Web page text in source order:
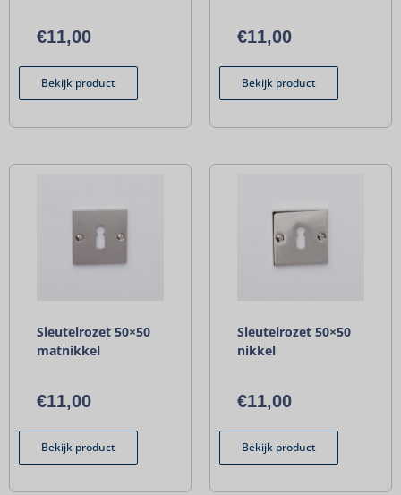
€11,00
Bekijk product
€11,00
Bekijk product
Sleutelrozet 50×50
matnikkel
€11,00
Bekijk product
Sleutelrozet 50×50
nikkel
€11,00
Bekijk product